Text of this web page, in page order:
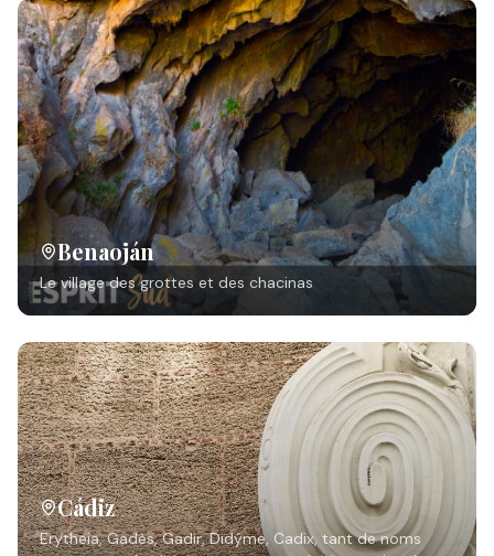
Benaoján
Le village des grottes et des chacinas
Cádiz
Erytheia, Gadès, Gadir, Didýme, Cadix, tant de noms